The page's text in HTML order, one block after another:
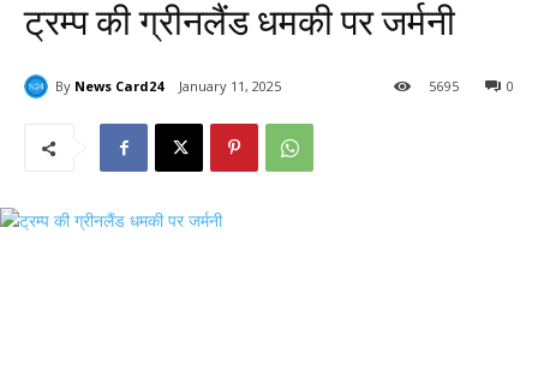
ट्रम्प की ग्रीनलैंड धमकी पर जर्मनी
By News Card24 January 11, 2025 0
5695